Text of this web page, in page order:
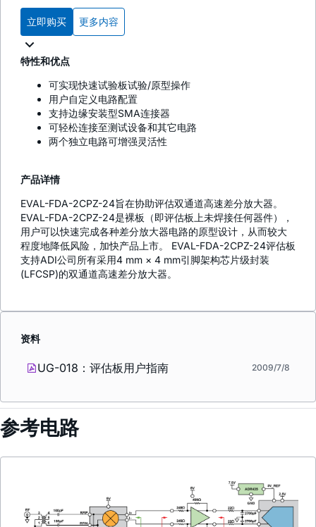
立即购买 更多内容
特性和优点
可实现快速试验板试验/原型操作
用户自定义电路配置
支持边缘安装型SMA连接器
可轻松连接至测试设备和其它电路
两个独立电路可增强灵活性
产品详情
EVAL-FDA-2CPZ-24旨在协助评估双通道高速差分放大器。
EVAL-FDA-2CPZ-24是裸板（即评估板上未焊接任何器件），
用户可以快速完成各种差分放大器电路的原型设计，从而较大
程度地降低风险，加快产品上市。 EVAL-FDA-2CPZ-24评估板
支持ADI公司所有采用4 mm × 4 mm引脚架构芯片级封装
(LFCSP)的双通道高速差分放大器。
资料
UG-018：评估板用户指南 2009/7/8
参考电路